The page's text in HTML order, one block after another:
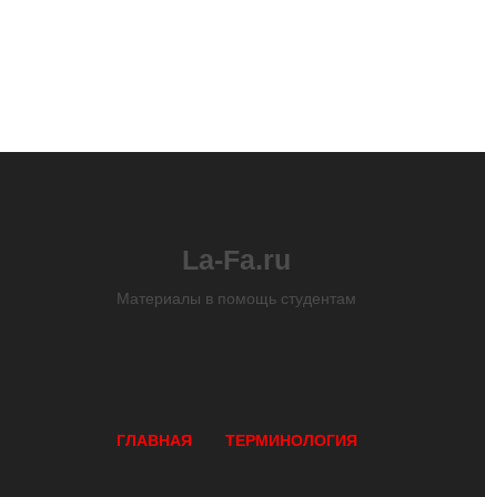
La-Fa.ru
Материалы в помощь студентам
ГЛАВНАЯ ТЕРМИНОЛОГИЯ